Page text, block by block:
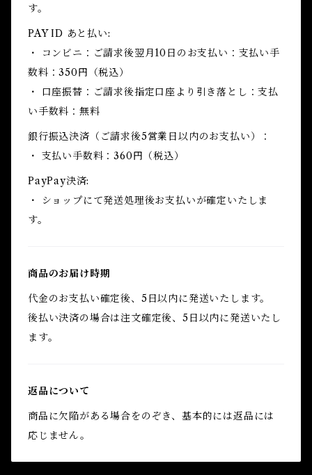
す。
PAY ID あと払い:
・ コンビニ：ご請求後翌月10日のお支払い：支払い手
数料：350円（税込）
・ 口座振替：ご請求後指定口座より引き落とし：支払
い手数料：無料
銀行振込決済（ご請求後5営業日以内のお支払い）：
・ 支払い手数料：360円（税込）
PayPay決済:
・ ショップにて発送処理後お支払いが確定いたしま
す。
商品のお届け時期
代金のお支払い確定後、5日以内に発送いたします。
後払い決済の場合は注文確定後、5日以内に発送いたし
ます。
返品について
商品に欠陥がある場合をのぞき、基本的には返品には
応じません。